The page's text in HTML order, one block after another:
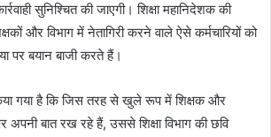
सुनिश्चित की जाएगी। शिक्षा महानिदेशक की
और विभाग में नेतागिरी करने वाले ऐसे कर्मचारियों को
पर बयान बाजी करते हैं।
गया है कि जिस तरह से खुले रूप में शिक्षक और
अपनी बात रख रहे हैं, उससे शिक्षा विभाग की छवि